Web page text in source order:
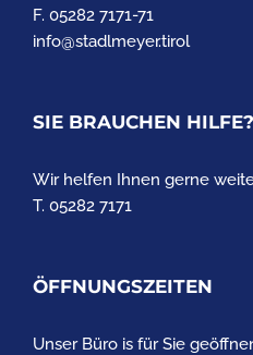
F. 05282 7171-71
info@stadlmeyer.tirol
SIE BRAUCHEN HILFE?
Wir helfen Ihnen gerne
T. 05282 7171
ÖFFNUNGSZEITEN
Unser Büro is für Sie